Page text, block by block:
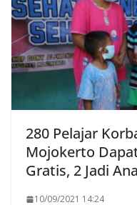
280 Pelajar
Mojokerto
Gratis, 2 Jadi
10/09/2021 14:24